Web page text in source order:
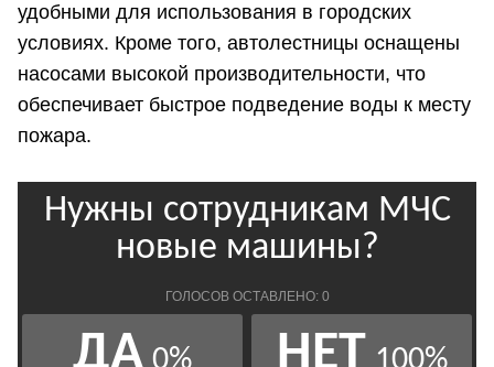
удобными для использования в городских
условиях. Кроме того, автолестницы оснащены
насосами высокой производительности, что
обеспечивает быстрое подведение воды к месту
пожара.